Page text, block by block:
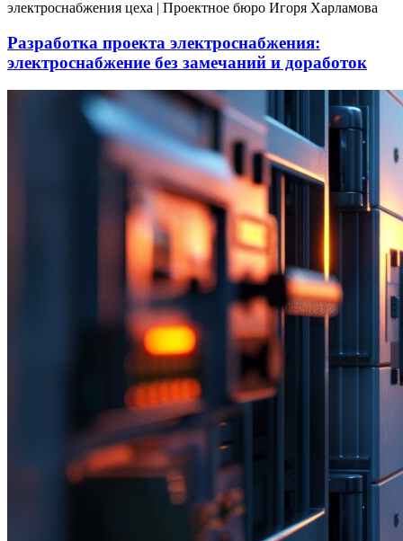
Разработка проекта электроснабжения:
электроснабжение без замечаний и доработок